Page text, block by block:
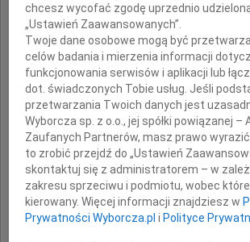
zasłużonego polskiego
posła na Sejm PRL
ministra
prezesa Zarządu
Spółdzielni Budownictwa
honorowego Prezesa
W Zmarłym
i aktywnego do ostatnich
wybitnego fachowca
i gospodarki
mądrego i
Pozostanie na
chcesz wycofać zgodę uprzednio
„Ustawień Zaawansowanych”.
Twoje dane osobowe mogą być
celów badania i mierzenia informacji
funkcjonowania serwisów i aplikacji lub
dot. świadczonych Tobie usług. Jeśli
przetwarzania Twoich danych jest
Wyborcza sp. z o.o., jej spółki powiązanej –
Zaufanych Partnerów, masz prawo
to zrobić przejdź do „Ustawień
skontaktuj się z administratorem – w
zakresu sprzeciwu i podmiotu, wobec
kierowany. Więcej informacji znajdziesz w
Prywatności Wyborcza.pl i Polityce